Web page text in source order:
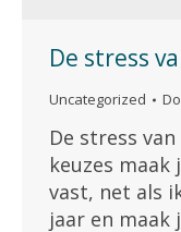
De stress
Uncategorized
De stress
keuzes maak
vast, net als
jaar en maak